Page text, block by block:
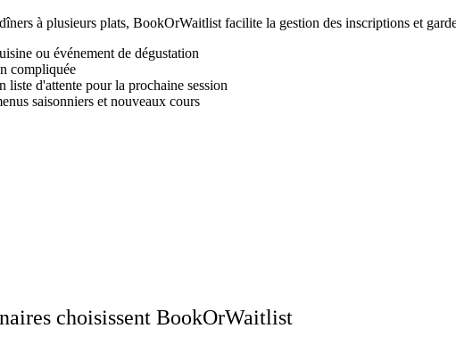
à plusieurs plats, BookOrWaitlist facilite la gestion des inscriptions et
ou événement de dégustation
compliquée
liste d'attente pour la prochaine session
saisonniers et nouveaux cours
choisissent BookOrWaitlist